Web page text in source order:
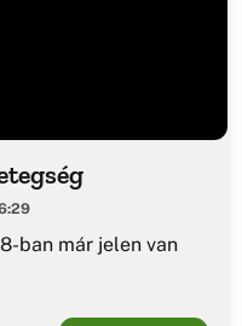
ban már jelen van